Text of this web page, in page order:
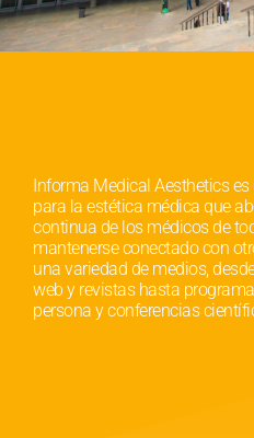
Informa Medical Aesthetics
para la estética médica que
continua de los médicos de
mantenerse conectado con
una variedad de medios,
web y revistas hasta
persona y conferencias